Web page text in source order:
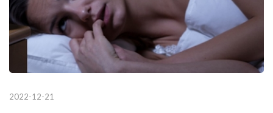
2022-12-21